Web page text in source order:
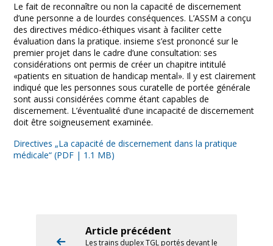
Le fait de reconnaître ou non la capacité de discernement
d’une personne a de lourdes conséquences. L’ASSM a conçu
des directives médico-éthiques visant à faciliter cette
évaluation dans la pratique. insieme s’est prononcé sur le
premier projet dans le cadre d’une consultation: ses
considérations ont permis de créer un chapitre intitulé
«patients en situation de handicap mental». Il y est clairement
indiqué que les personnes sous curatelle de portée générale
sont aussi considérées comme étant capables de
discernement. L’éventualité d’une incapacité de discernement
doit être soigneusement examinée.
Directives „La capacité de discernement dans la pratique
médicale“ (PDF | 1.1 MB)
Article précédent
Les trains duplex TGL portés devant le